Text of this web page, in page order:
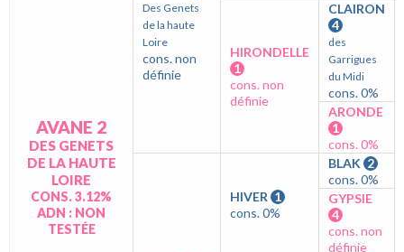
AVANE 2
DES GENETS
DE LA HAUTE
LOIRE
CONS. 3.12%
ADN : NON
TESTÉE
Des Genets
de la haute
Loire
cons. non
définie
HIRONDELLE
1
cons. non
définie
CLAIRON
4
des
Garrigues
du Midi
cons. 0%
ARONDE
1
cons. 0%
HIVER 1
cons. 0%
BLAK 2
cons. 0%
GYPSIE
4
cons. non
définie